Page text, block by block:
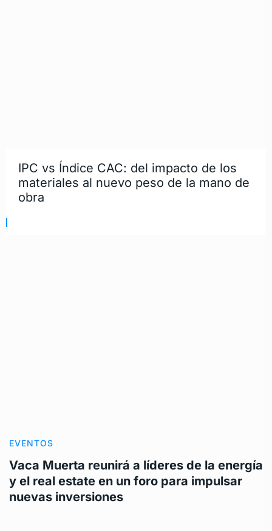
IPC vs Índice CAC: del impacto de los
materiales al nuevo peso de la mano de
obra
EVENTOS
Vaca Muerta reunirá a líderes de la energía
y el real estate en un foro para impulsar
nuevas inversiones